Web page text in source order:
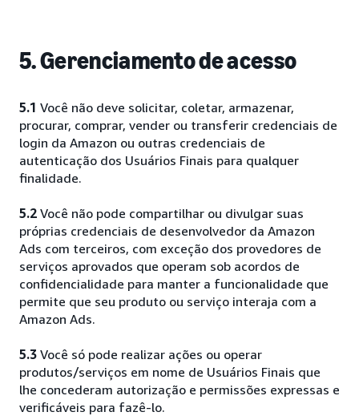
5. Gerenciamento de acesso
5.1 Você não deve solicitar, coletar, armazenar,
procurar, comprar, vender ou transferir credenciais de
login da Amazon ou outras credenciais de
autenticação dos Usuários Finais para qualquer
finalidade.
5.2 Você não pode compartilhar ou divulgar suas
próprias credenciais de desenvolvedor da Amazon
Ads com terceiros, com exceção dos provedores de
serviços aprovados que operam sob acordos de
confidencialidade para manter a funcionalidade que
permite que seu produto ou serviço interaja com a
Amazon Ads.
5.3 Você só pode realizar ações ou operar
produtos/serviços em nome de Usuários Finais que
lhe concederam autorização e permissões expressas e
verificáveis para fazê-lo.